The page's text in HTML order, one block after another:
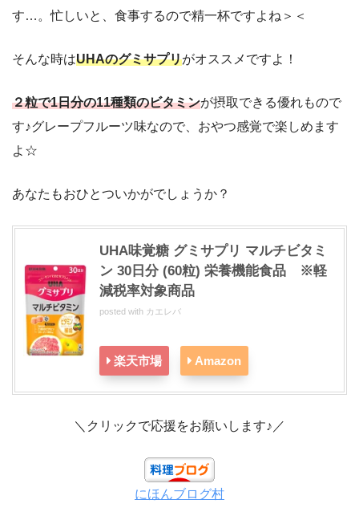
す…。忙しいと、食事するので精一杯ですよね＞＜
そんな時はUHAのグミサプリがオススメですよ！
２粒で1日分の11種類のビタミンが摂取できる優れもので
す♪グレープフルーツ味なので、おやつ感覚で楽しめます
よ☆
あなたもおひとついかがでしょうか？
UHA味覚糖 グミサプリ マルチビタミ
ン 30日分 (60粒) 栄養機能食品 ※軽
減税率対象商品
posted with カエレバ
楽天市場 Amazon
＼クリックで応援をお願いします♪／
にほんブログ村